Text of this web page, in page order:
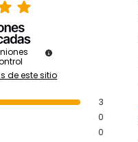
de este sitio
3
0
0